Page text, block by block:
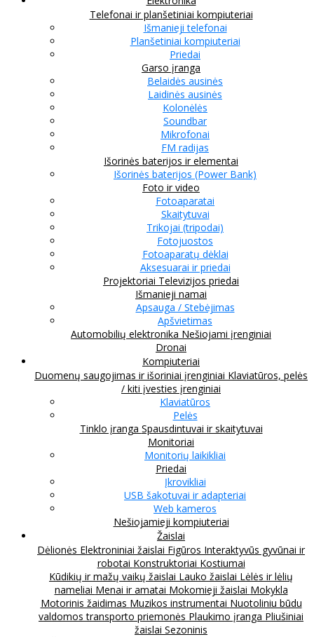
Telefonai ir planšetiniai kompiuteriai
Išmanieji telefonai
Planšetiniai kompiuteriai
Priedai
Garso įranga
Belaidės ausinės
Laidinės ausinės
Kolonėlės
Soundbar
Mikrofonai
FM radijas
Išorinės baterijos ir elementai
Išorinės baterijos (Power Bank)
Foto ir video
Fotoaparatai
Skaitytuvai
Trikojai (tripodai)
Fotojuostos
Fotoaparatų dėklai
Aksesuarai ir priedai
Projektoriai Televizijos priedai
Išmanieji namai
Apsauga / Stebėjimas
Apšvietimas
Automobilių elektronika Nešiojami įrenginiai
Dronai
Kompiuteriai
Duomenų saugojimas ir išoriniai įrenginiai Klaviatūros, pelės
/ kiti įvesties įrenginiai
Klaviatūros
Pelės
Tinklo įranga Spausdintuvai ir skaitytuvai
Monitoriai
Monitorių laikikliai
Priedai
Įkrovikliai
USB šakotuvai ir adapteriai
Web kameros
Nešiojamieji kompiuteriai
Žaislai
Dėlionės Elektroniniai žaislai Figūros Interaktyvūs gyvūnai ir
robotai Konstruktoriai Kostiumai
Kūdikių ir mažų vaikų žaislai Lauko žaislai Lėlės ir lėlių
nameliai Menai ir amatai Mokomieji žaislai Mokykla
Motorinis žaidimas Muzikos instrumentai Nuotoliniu būdu
valdomos transporto priemonės Plaukimo įranga Pliušiniai
žaislai Sezoninis